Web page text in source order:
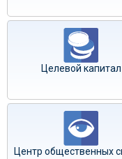
Целевой капитал
Центр общественных